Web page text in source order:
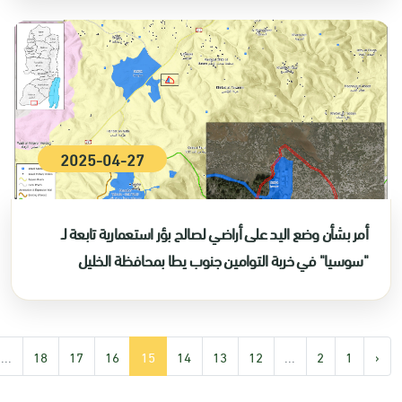
2025-04-27
أمر بشأن وضع اليد على أراضي لصالح بؤر استعمارية تابعة لـ
"سوسيا" في خربة التوامين جنوب يطا بمحافظة الخليل
‹
1
2
...
12
13
14
15
16
17
18
...